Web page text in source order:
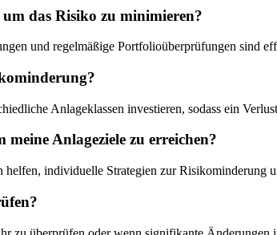
das Risiko zu minimieren?
und regelmäßige Portfolioüberprüfungen sind
Anlageklassen investieren, sodass ein
Anlageziele zu erreichen?
individuelle Strategien zur Risikominderung